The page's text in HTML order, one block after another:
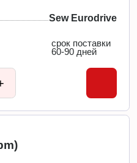
Sew Eurodrive
срок поставки
60-90 дней